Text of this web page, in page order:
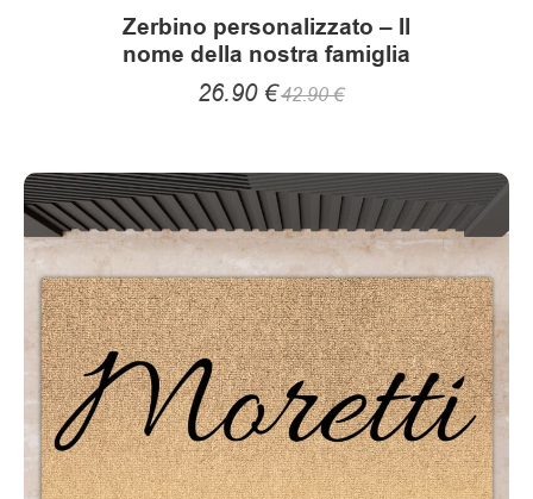
Zerbino personalizzato – Il
nome della nostra famiglia
26.90 €42.90€